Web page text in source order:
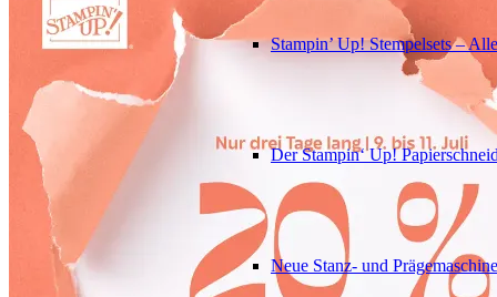
Stampin’ Up! Stempelsets –
Der Stampin‘ Up!
Neue Stanz- und